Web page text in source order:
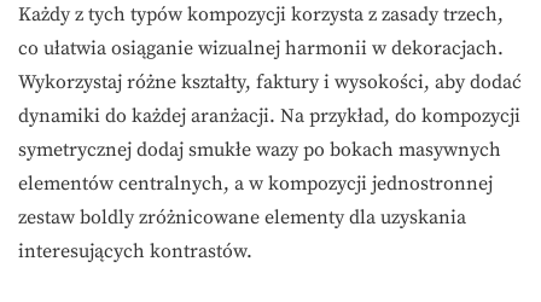
Każdy z tych typów kompozycji korzysta z zasady trzech,
co ułatwia osiąganie wizualnej harmonii w dekoracjach.
Wykorzystaj różne kształty, faktury i wysokości, aby dodać
dynamiki do każdej aranżacji. Na przykład, do kompozycji
symetrycznej dodaj smukłe wazy po bokach masywnych
elementów centralnych, a w kompozycji jednostronnej
zestaw boldly zróżnicowane elementy dla uzyskania
interesujących kontrastów.